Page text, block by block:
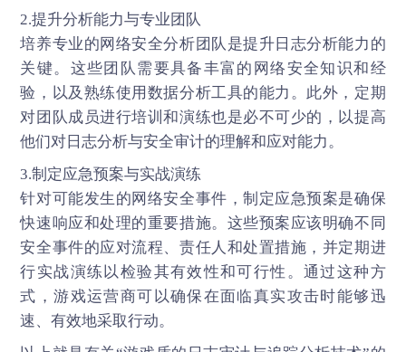
2.提升分析能力与专业团队
培养专业的网络安全分析团队是提升日志分析能力的
关键。这些团队需要具备丰富的网络安全知识和经
验，以及熟练使用数据分析工具的能力。此外，定期
对团队成员进行培训和演练也是必不可少的，以提高
他们对日志分析与安全审计的理解和应对能力。
3.制定应急预案与实战演练
针对可能发生的网络安全事件，制定应急预案是确保
快速响应和处理的重要措施。这些预案应该明确不同
安全事件的应对流程、责任人和处置措施，并定期进
行实战演练以检验其有效性和可行性。通过这种方
式，游戏运营商可以确保在面临真实攻击时能够迅
速、有效地采取行动。